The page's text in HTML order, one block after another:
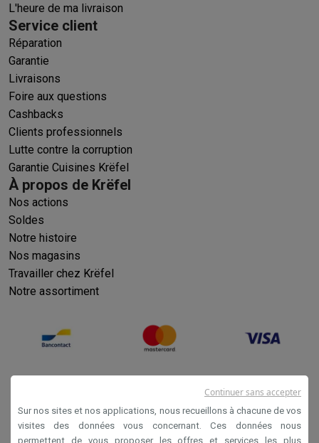
L'heure de ma livraison
Service client
Réparation
Garantie
Livraisons
Foire aux questions
Cashbacks
Clients professionnels
Lutte contre la corruption
Garantie Cuisines Krëfel
À propos de Krëfel
Nos actions
Soldes
Notre histoire
Nos magasins
Travailler chez Krëfel
Notre assortiment
Sur nos sites et nos applications, nous recueillons à chacune de vos
visites des données vous concernant. Ces données nous
permettent de vous proposer les offres et services les plus
Continuer sans accepter